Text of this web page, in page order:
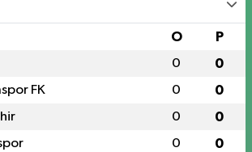
O P
0 0
FK 0 0
0 0
0 0